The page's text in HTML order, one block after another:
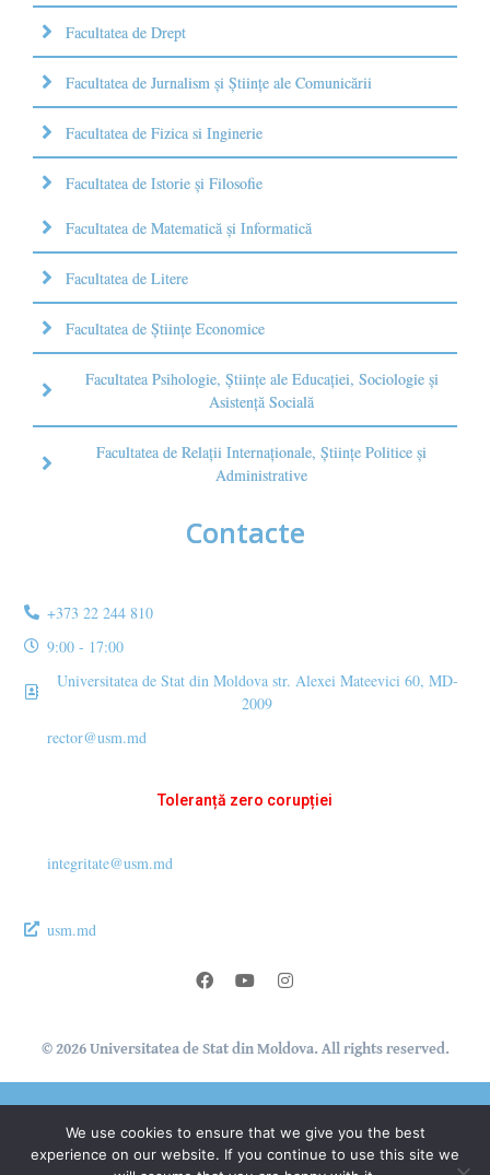
Facultatea de Drept
Facultatea de Jurnalism şi Ştiinţe ale Comunicării
Facultatea de Fizica si Inginerie
Facultatea de Istorie şi Filosofie
Facultatea de Matematică şi Informatică
Facultatea de Litere
Facultatea de Științe Economice
Facultatea Psihologie, Ştiinţe ale Educaţiei, Sociologie și
Asistență Socială
Facultatea de Relaţii Internaţionale, Ştiinţe Politice şi
Administrative
Contacte
+373 22 244 810
9:00 - 17:00
Universitatea de Stat din Moldova str. Alexei Mateevici 60, MD-
2009
rector@usm.md
Toleranță zero corupției
integritate@usm.md
usm.md
© 2026 Universitatea de Stat din Moldova. All rights reserved.
Secție Programare Web al USM®
We use cookies to ensure that we give you the best
experience on our website. If you continue to use this site we